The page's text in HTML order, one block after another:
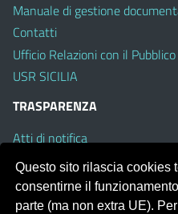
Manuale di gestione
Contatti
Ufficio Relazioni con il Pubblico
USR SICILIA
TRASPARENZA
Atti di notifica
Albo on line
Amministrazione Trasparente
Obiettivi di Accessibilità
Questo sito rilascia cookies
consentirne il
parte (ma non extra UE).